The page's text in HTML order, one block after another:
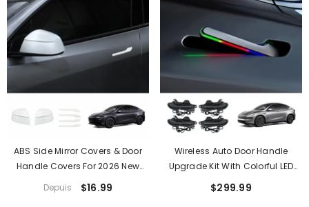
ABS Side Mirror Covers & Door
Handle Covers For 2026 New
Tesla Model Y Standard
Depuis $16.99
Wireless Auto Door Handle
Upgrade Kit With Colorful LED
Lights For Tesla Model 3/Y
$299.99